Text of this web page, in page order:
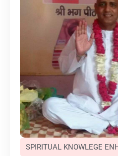
SPIRITUAL KNOWLEGE